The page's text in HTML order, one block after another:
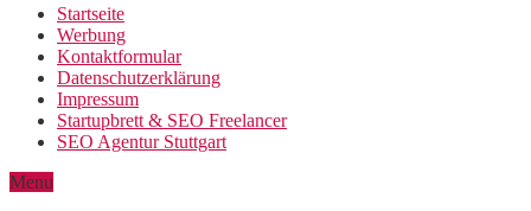
Startseite
Werbung
Kontaktformular
Datenschutzerklärung
Impressum
Startupbrett & SEO Freelancer
SEO Agentur Stuttgart
Menu